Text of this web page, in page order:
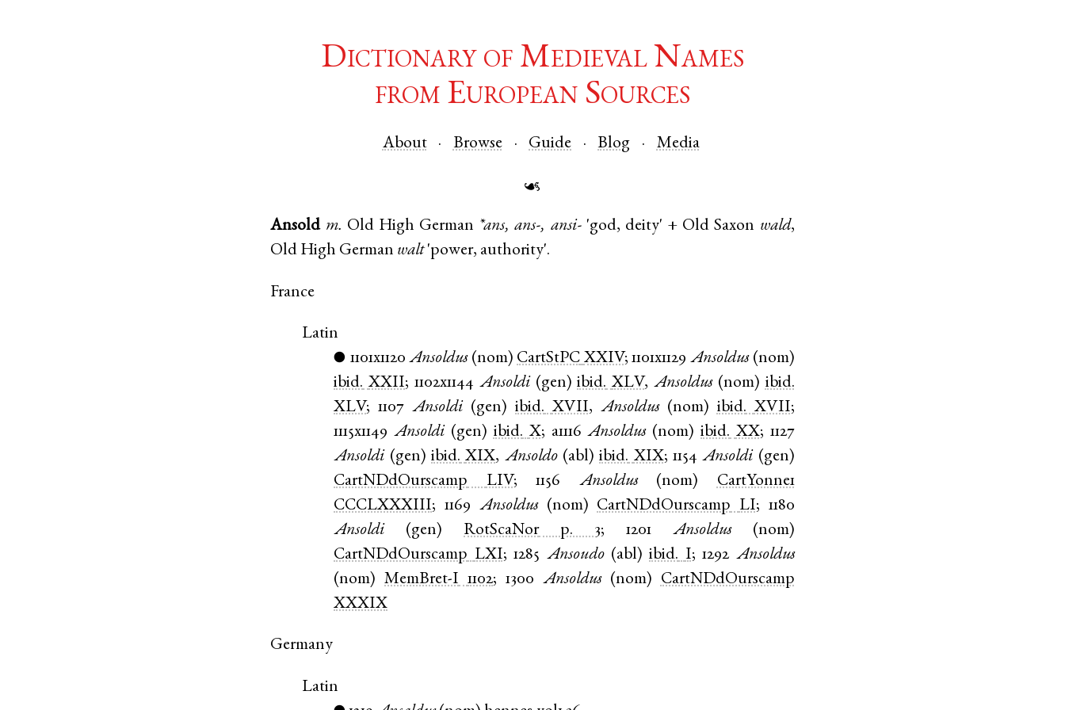
Dictionary of Medieval Names
from European Sources
About Browse Guide Blog Media
☙
Ansold m. Old High German *ans, ans-, ansi-'god, deity' + Old Saxon wald,
Old High German walt'power, authority'.
France
Latin
● 1101x1120 Ansoldus(nom) CartStPC XXIV;1101x1129 Ansoldus(nom)
ibid. XXII;1102x1144 Ansoldi(gen)ibid. XLV, Ansoldus(nom) ibid.
XLV;1107 Ansoldi (gen)ibid. XVII, Ansoldus(nom) ibid. XVII;
1115x1149 Ansoldi (gen) ibid. X; a1116 Ansoldus(nom)ibid. XX; 1127
Ansoldi (gen)ibid. XIX, Ansoldo(abl)ibid. XIX;1154 Ansoldi (gen)
CartNDdOurscamp
LIV;1156 Ansoldus(nom) CartYonne1
CCCLXXXIII;1169 Ansoldus(nom) CartNDdOurscamp LI; 1180
Ansoldi (gen) RotScaNor p. 3; 1201 Ansoldus(nom)
CartNDdOurscamp LXI;1285 Ansoudo(abl)ibid. I;1292 Ansoldus
(nom)MemBret-I 1102; 1300 Ansoldus(nom) CartNDdOurscamp
XXXIX
Germany
Latin